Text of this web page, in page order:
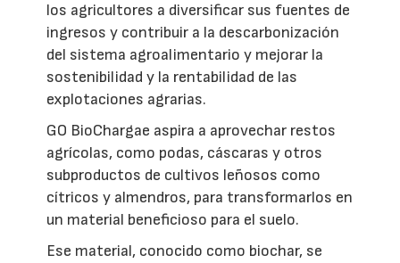
los agricultores a diversificar sus fuentes de
ingresos y contribuir a la descarbonización
del sistema agroalimentario y mejorar la
sostenibilidad y la rentabilidad de las
explotaciones agrarias.
GO BioChargae aspira a aprovechar restos
agrícolas, como podas, cáscaras y otros
subproductos de cultivos leñosos como
cítricos y almendros, para transformarlos en
un material beneficioso para el suelo.
Ese material, conocido como biochar, se